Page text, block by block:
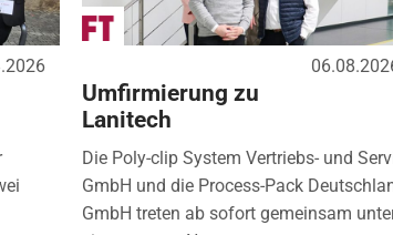
Umfirmierung zu
Lanitech
Die Poly-clip System Vertriebs- und
GmbH und die Process-Pack
GmbH treten ab sofort gemeinsam